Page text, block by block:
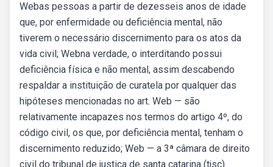
Webas pessoas a partir de dezesseis anos de idade
que, por enfermidade ou deficiência mental, não
tiverem o necessário discernimento para os atos da
vida civil; Webna verdade, o interditando possui
deficiência física e não mental, assim descabendo
respaldar a instituição de curatela por qualquer das
hipóteses mencionadas no art. Web — são
relativamente incapazes nos termos do artigo 4º, do
código civil, os que, por deficiência mental, tenham o
discernimento reduzido; Web — a 3ª câmara de direito
civil do tribunal de justiça de santa catarina (tjsc)